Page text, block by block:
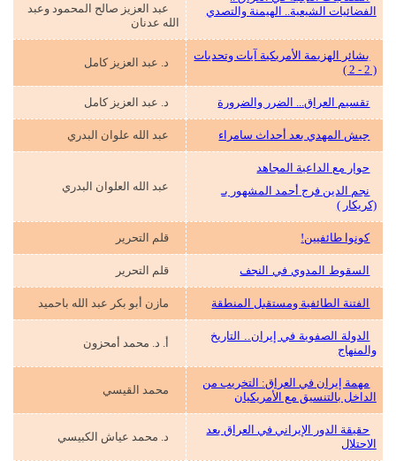
الفضائيات الشيعية.. الهيمنة والتصدي
عبد العزيز صالح المحمود وعبد
الله عدنان
بشائر الهزيمة الأمريكية آيات وتحديات
( 2 - 2 )
د. عبد العزيز كامل
تقسيم العراق... الضرر والضرورة د. عبد العزيز كامل
جيش المهدي بعد أحداث سامراء عبد الله علوان البدري
حوار مع الداعية المجاهد
نجم الدين فرج أحمد المشهور بـ
(كريكار )
عبد الله العلوان البدري
كونوا طائفيين! قلم التحرير
السقوط المدوي في النجف قلم التحرير
الفتنة الطائفية ومستقبل المنطقة مازن أبو بكر عبد الله باحميد
الدولة الصفوية في إيران.. التاريخ
والمنهاج
أ. د. محمد أمحزون
مهمة إيران في العراق: التخريب من
الداخل بالتنسيق مع الأمريكيان
محمد القيسي
حقيقة الدور الإيراني في العراق بعد
الاحتلال
د. محمد عياش الكبيسي